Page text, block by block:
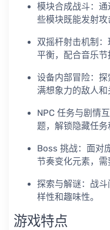
模块合成战斗：
些模块既能发射攻
双摇杆射击机制
平衡，配合音乐节
设备内部冒险：
满想象力的敌人和
NPC 任务与剧情
题，解锁隐藏任务
Boss 挑战：面对
节奏变化元素，需
探索与解谜：战
样性和趣味性。
游戏特点